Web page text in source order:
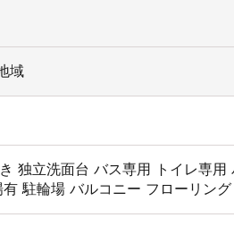
域
独立洗面台 バス専用 トイレ専用
有 駐輪場 バルコニー フローリング